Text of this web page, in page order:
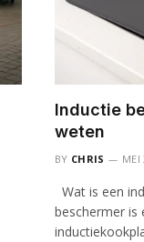
Inductie
weten
BY CHRIS MEI
Wat is een
beschermer is